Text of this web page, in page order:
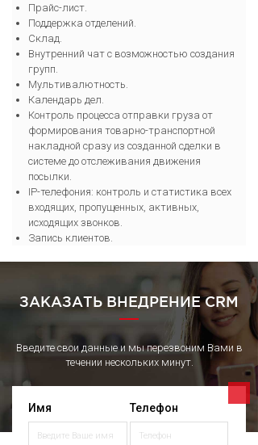
Прайс-лист.
Поддержка отделений.
Склад.
Внутренний чат с возможностью создания
групп.
Мультивалютность.
Календарь дел.
Контроль процесса отправки груза от
формирования товарно-транспортной
накладной сразу из созданной сделки в
системе до отслеживания движения
посылки.
IP-телефония: контроль и статистика всех
входящих, пропущенных, активных,
исходящих звонков.
Запись клиентов.
ЗАКАЗАТЬ ВНЕДРЕНИЕ CRM
Введите свои данные и мы перезвоним Вами в
течении нескольких минут.
Имя Телефон